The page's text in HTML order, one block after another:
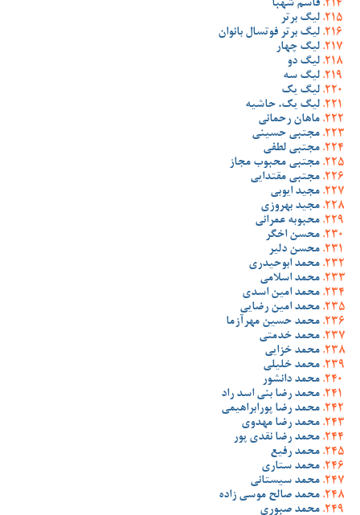
قاسم شهبا
لیگ برتر
لیگ برتر فوتسال بانوان
لیگ چهار
لیگ دو
لیگ سه
لیگ یک
لیگ یک، حاشیه
ماهان رحمانی
مجتبی حسینی
مجتبی لطفی
مجتبی محبوب مجاز
مجتبی مقتدایی
مجید ایوبی
مجید بهروزی
محبوبه عمرانی
محسن اخگر
محسن دلیر
محمد ابوحیدری
محمد اسلامی
محمد امین اسدی
محمد امین رضایی
محمد حسین مهرآزما
محمد خدمتی
محمد خزایی
محمد خلیلی
محمد دانشور
محمد رضا بنی اسد راد
محمد رضا پورابراهیمی
محمد رضا مهدوی
محمد رضا نقدی پور
محمد رفیع
محمد ستاری
محمد سیستانی
محمد صالح موسی زاده
محمد صبوری